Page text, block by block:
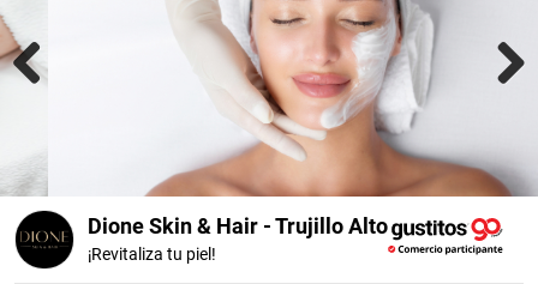
Dione Skin & Hair - Trujillo Alto
¡Revitaliza tu piel!